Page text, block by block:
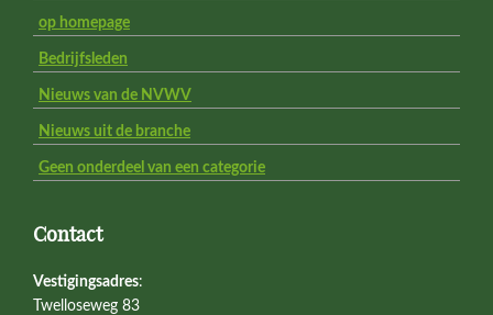
op homepage
Bedrijfsleden
Nieuws van de NVWV
Nieuws uit de branche
Geen onderdeel van een categorie
Contact
Vestigingsadres:
Twelloseweg 83